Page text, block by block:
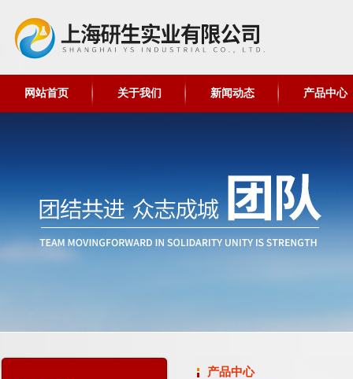
网站首页 关于我们 新闻动态 产品中心
产品中心